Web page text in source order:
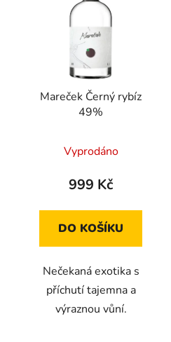
Mareček Černý rybíz
49%
hodnocení
produktu
4,3
z
hvězdiček.
Vyprodáno
999 Kč
DO KOŠÍKU
Nečekaná exotika s
příchutí tajemna a
výraznou vůní.